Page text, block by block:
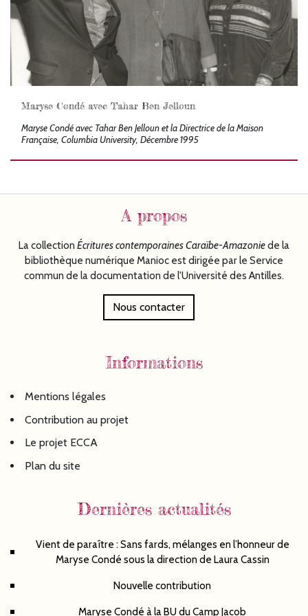
Maryse Condé avec Tahar Ben Jelloun
Maryse Condé avec Tahar Ben Jelloun et la Directrice de la Maison
Française, Columbia University, Décembre 1995
A propos
La collection Écriturescontemporaines Caraïbe-Amazoniede la
bibliothèque numérique Manioc est dirigée par le Service
commun de la documentation de l'Université des Antilles.
Nous contacter
Informations
Mentions légales
Contribution au projet
Le projet ECCA
Plan du site
Dernières actualités
Vient de paraître : Sans fards, mélanges en l’honneur de
Maryse Condé sous la direction de Laura Cassin
Nouvelle contribution
Maryse Condé à la BU du Camp Jacob